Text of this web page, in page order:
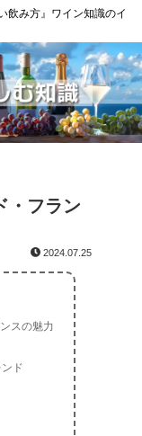
飲み方』ワイン知識のイ
・フラン
2024.07.25
スの魅力
ド